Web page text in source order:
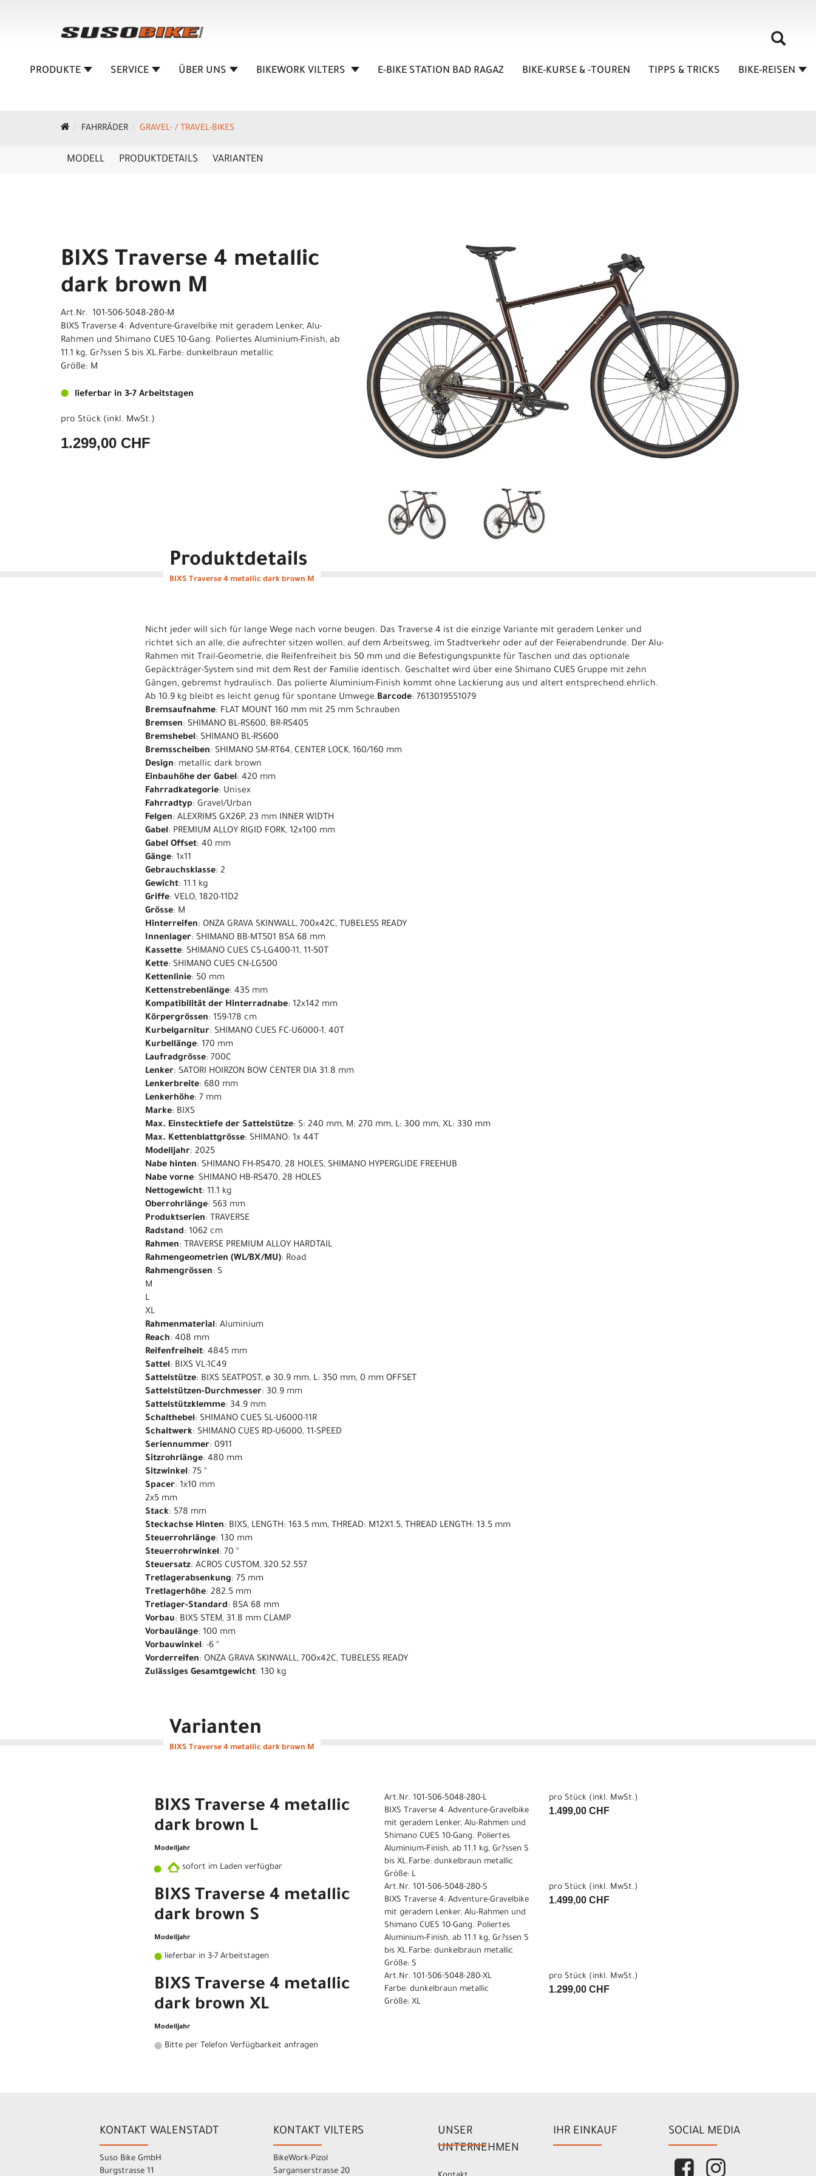
PRODUKTE SERVICE ÜBER UNS BIKEWORK VILTERS E-BIKE STATION BAD RAGAZ BIKE-KURSE & -TOUREN TIPPS & TRICKS BIKE-REISEN
FAHRRÄDER GRAVEL- / TRAVEL-BIKES
MODELL PRODUKTDETAILS VARIANTEN
BIXS Traverse 4 metallic
dark brown M
Art.Nr. 101-506-5048-280-M
BIXS Traverse 4: Adventure-Gravelbike mit geradem Lenker, Alu-
Rahmen und Shimano CUES 10-Gang. Poliertes Aluminium-Finish, ab
11.1 kg, Gr?ssen S bis XL.Farbe: dunkelbraun metallic
Größe: M
lieferbar in 3-7 Arbeitstagen
pro Stück (inkl. MwSt.)
1.299,00 CHF
Produktdetails
BIXS Traverse 4 metallic dark brown M
Nicht jeder will sich für lange Wege nach vorne beugen. Das Traverse 4 ist die einzige Variante mit geradem Lenker und
richtet sich an alle, die aufrechter sitzen wollen, auf dem Arbeitsweg, im Stadtverkehr oder auf der Feierabendrunde. Der Alu-
Rahmen mit Trail-Geometrie, die Reifenfreiheit bis 50 mm und die Befestigungspunkte für Taschen und das optionale
Gepäckträger-System sind mit dem Rest der Familie identisch. Geschaltet wird über eine Shimano CUES Gruppe mit zehn
Gängen, gebremst hydraulisch. Das polierte Aluminium-Finish kommt ohne Lackierung aus und altert entsprechend ehrlich.
Ab 10.9 kg bleibt es leicht genug für spontane Umwege.Barcode: 7613019551079
Bremsaufnahme: FLAT MOUNT 160 mm mit 25 mm Schrauben
Bremsen: SHIMANO BL-RS600, BR-RS405
Bremshebel: SHIMANO BL-RS600
Bremsscheiben: SHIMANO SM-RT64, CENTER LOCK, 160/160 mm
Design: metallic dark brown
Einbauhöhe der Gabel: 420 mm
Fahrradkategorie: Unisex
Fahrradtyp: Gravel/Urban
Felgen: ALEXRIMS GX26P, 23 mm INNER WIDTH
Gabel: PREMIUM ALLOY RIGID FORK, 12x100 mm
Gabel Offset: 40 mm
Gänge: 1x11
Gebrauchsklasse: 2
Gewicht: 11.1 kg
Griffe: VELO, 1820-11D2
Grösse: M
Hinterreifen: ONZA GRAVA SKINWALL, 700x42C, TUBELESS READY
Innenlager: SHIMANO BB-MT501 BSA 68 mm
Kassette: SHIMANO CUES CS-LG400-11, 11-50T
Kette: SHIMANO CUES CN-LG500
Kettenlinie: 50 mm
Kettenstrebenlänge: 435 mm
Kompatibilität der Hinterradnabe: 12x142 mm
Körpergrössen: 159-178 cm
Kurbelgarnitur: SHIMANO CUES FC-U6000-1, 40T
Kurbellänge: 170 mm
Laufradgrösse: 700C
Lenker: SATORI HOIRZON BOW CENTER DIA 31.8 mm
Lenkerbreite: 680 mm
Lenkerhöhe: 7 mm
Marke: BIXS
Max. Einstecktiefe der Sattelstütze: S: 240 mm, M: 270 mm, L: 300 mm, XL: 330 mm
Max. Kettenblattgrösse: SHIMANO: 1x 44T
Modelljahr: 2025
Nabe hinten: SHIMANO FH-RS470, 28 HOLES, SHIMANO HYPERGLIDE FREEHUB
Nabe vorne: SHIMANO HB-RS470, 28 HOLES
Nettogewicht: 11.1 kg
Oberrohrlänge: 563 mm
Produktserien: TRAVERSE
Radstand: 1062 cm
Rahmen: TRAVERSE PREMIUM ALLOY HARDTAIL
Rahmengeometrien (WL/BX/MU): Road
Rahmengrössen: S
M
L
XL
Rahmenmaterial: Aluminium
Reach: 408 mm
Reifenfreiheit: 4845 mm
Sattel: BIXS VL-1C49
Sattelstütze: BIXS SEATPOST, ø 30.9 mm, L: 350 mm, 0 mm OFFSET
Sattelstützen-Durchmesser: 30.9 mm
Sattelstützklemme: 34.9 mm
Schalthebel: SHIMANO CUES SL-U6000-11R
Schaltwerk: SHIMANO CUES RD-U6000, 11-SPEED
Seriennummer: 0911
Sitzrohrlänge: 480 mm
Sitzwinkel: 75 °
Spacer: 1x10 mm
2x5 mm
Stack: 578 mm
Steckachse Hinten: BIXS, LENGTH: 163.5 mm, THREAD: M12X1.5, THREAD LENGTH: 13.5 mm
Steuerrohrlänge: 130 mm
Steuerrohrwinkel: 70 °
Steuersatz: ACROS CUSTOM, 320.52.557
Tretlagerabsenkung: 75 mm
Tretlagerhöhe: 282.5 mm
Tretlager-Standard: BSA 68 mm
Vorbau: BIXS STEM, 31.8 mm CLAMP
Vorbaulänge: 100 mm
Vorbauwinkel: -6 °
Vorderreifen: ONZA GRAVA SKINWALL, 700x42C, TUBELESS READY
Zulässiges Gesamtgewicht: 130 kg
Varianten
BIXS Traverse 4 metallic dark brown M
BIXS Traverse 4 metallic
dark brown L
Modelljahr
sofort im Laden verfügbar
Art.Nr. 101-506-5048-280-L
BIXS Traverse 4: Adventure-Gravelbike
mit geradem Lenker, Alu-Rahmen und
Shimano CUES 10-Gang. Poliertes
Aluminium-Finish, ab 11.1 kg, Gr?ssen S
bis XL.Farbe: dunkelbraun metallic
Größe: L
pro Stück (inkl. MwSt.)
1.499,00 CHF
BIXS Traverse 4 metallic
dark brown S
Modelljahr
lieferbar in 3-7 Arbeitstagen
Art.Nr. 101-506-5048-280-S
BIXS Traverse 4: Adventure-Gravelbike
mit geradem Lenker, Alu-Rahmen und
Shimano CUES 10-Gang. Poliertes
Aluminium-Finish, ab 11.1 kg, Gr?ssen S
bis XL.Farbe: dunkelbraun metallic
Größe: S
pro Stück (inkl. MwSt.)
1.499,00 CHF
BIXS Traverse 4 metallic
dark brown XL
Modelljahr
Bitte per Telefon Verfügbarkeit anfragen
Art.Nr. 101-506-5048-280-XL
Farbe: dunkelbraun metallic
Größe: XL
pro Stück (inkl. MwSt.)
1.299,00 CHF
KONTAKT WALENSTADT
Suso Bike GmbH
Burgstrasse 11
KONTAKT VILTERS
BikeWork-Pizol
Sarganserstrasse 20
UNSER
UNTERNEHMEN
IHR EINKAUF SOCIAL MEDIA